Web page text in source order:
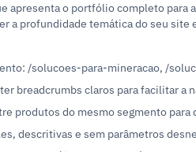
apresenta o portfólio completo para
a profundidade temática do seu
/solucoes-para-mineracao, /
breadcrumbs claros para facilitar a
produtos do mesmo segmento
descritivas e sem parâmetros